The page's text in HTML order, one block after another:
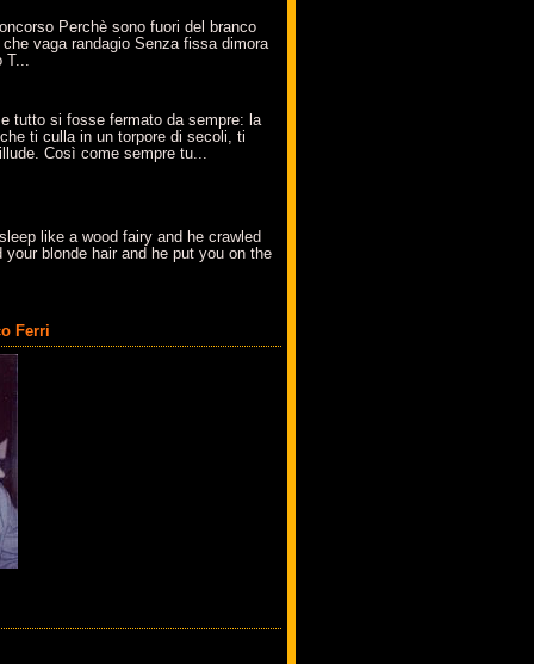
Perchè sono fuori del branco
vaga randagio Senza fissa dimora
T...
tutto si fosse fermato da sempre: la
ti culla in un torpore di secoli, ti
Così come sempre tu...
like a wood fairy and he crawled
blonde hair and he put you on the
Ferri